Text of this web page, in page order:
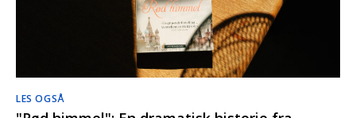
LES OGSÅ